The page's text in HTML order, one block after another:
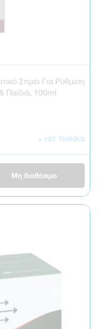
Σπρέι Για Ρύθμιση
Παιδιά, 100ml
+ 107 THINKS
Μη διαθέσιμο